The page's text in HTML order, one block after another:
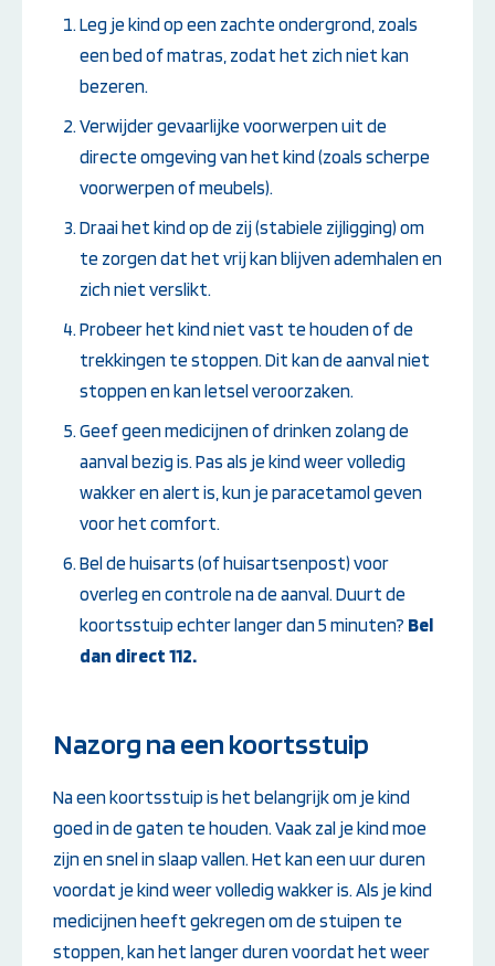
Leg je kind op een zachte ondergrond, zoals
een bed of matras, zodat het zich niet kan
bezeren.
Verwijder gevaarlijke voorwerpen uit de
directe omgeving van het kind (zoals scherpe
voorwerpen of meubels).
Draai het kind op de zij (stabiele zijligging) om
te zorgen dat het vrij kan blijven ademhalen en
zich niet verslikt.
Probeer het kind niet vast te houden of de
trekkingen te stoppen. Dit kan de aanval niet
stoppen en kan letsel veroorzaken.
Geef geen medicijnen of drinken zolang de
aanval bezig is. Pas als je kind weer volledig
wakker en alert is, kun je paracetamol geven
voor het comfort.
Bel de huisarts (of huisartsenpost) voor
overleg en controle na de aanval. Duurt de
koortsstuip echter langer dan 5 minuten? Bel
dan direct 112.
Nazorg na een koortsstuip
Na een koortsstuip is het belangrijk om je kind
goed in de gaten te houden. Vaak zal je kind moe
zijn en snel in slaap vallen. Het kan een uur duren
voordat je kind weer volledig wakker is. Als je kind
medicijnen heeft gekregen om de stuipen te
stoppen, kan het langer duren voordat het weer